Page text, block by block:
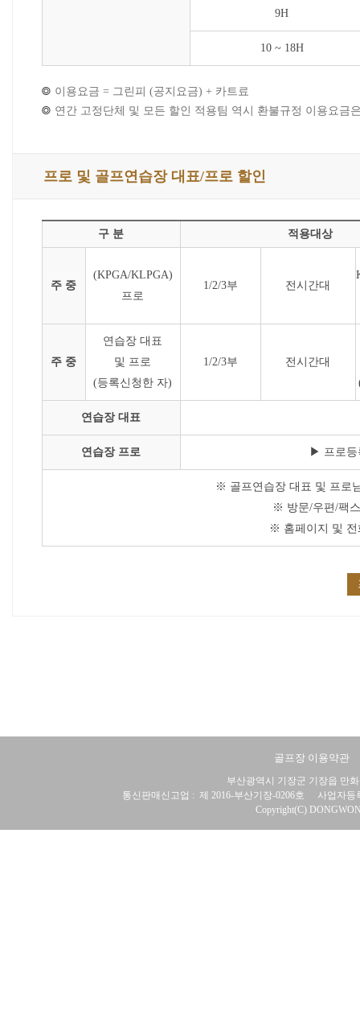
9H
10 ~ 18H
이용요금 = 그린피 (공지요금) + 카트료
연간 고정단체 및 모든 할인 적용팀 역시 환불규정 이용요금
프로 및 골프연습장 대표/프로 할인
구 분 적용대상
주 중
(KPGA/KLPGA)
프로
1/2/3부 전시간대
주 중
연습장 대표
및 프로
(등록신청한 자)
1/2/3부
전시간대
연습장 대표
연습장 프로 ▶ 프로등
※ 골프연습장 대표 및 프로
※ 방문/우편/팩
※ 홈페이지 및 전
골프장 이용약관
부산광역시 기장군 기장읍 만
통신판매신고업 : 제 2016-부산기장-0206호
사업자등
Copyright(C)